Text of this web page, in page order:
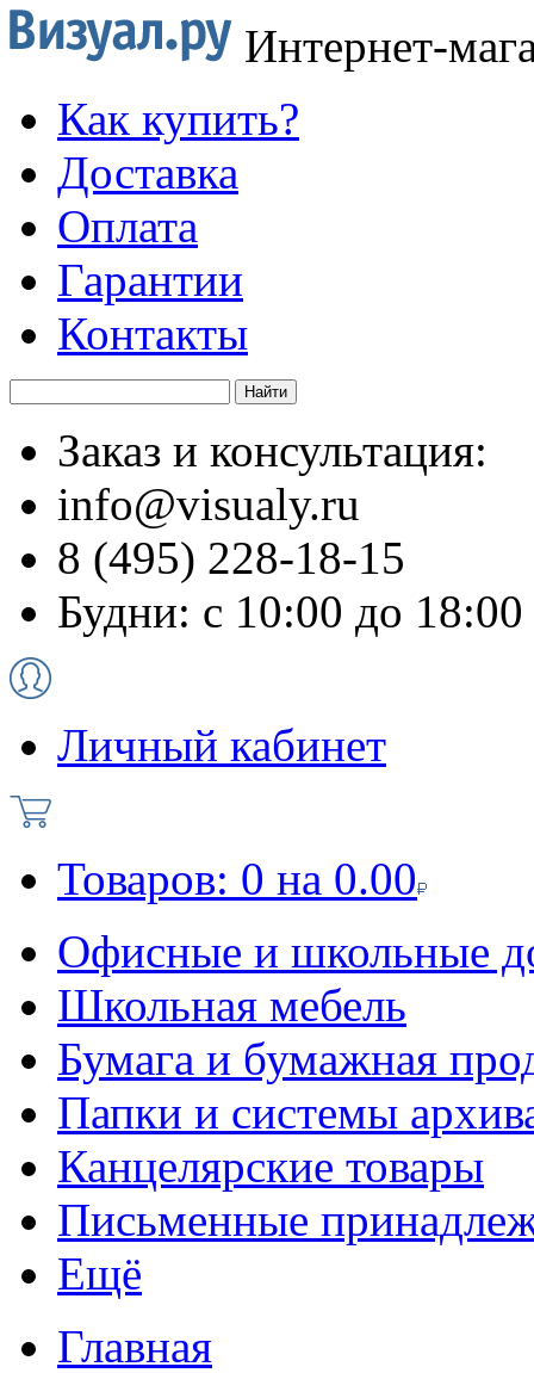
Интернет-
Как купить?
Доставка
Оплата
Гарантии
Контакты
Заказ и консультация:
info@visualy.ru
8 (495) 228-18-15
Будни: с 10:00 до 18:00
Личный кабинет
Товаров: 0 на 0.00
Офисные и школьные
Школьная мебель
Бумага и бумажная
Папки и системы
Канцелярские товары
Письменные
Ещё
Главная